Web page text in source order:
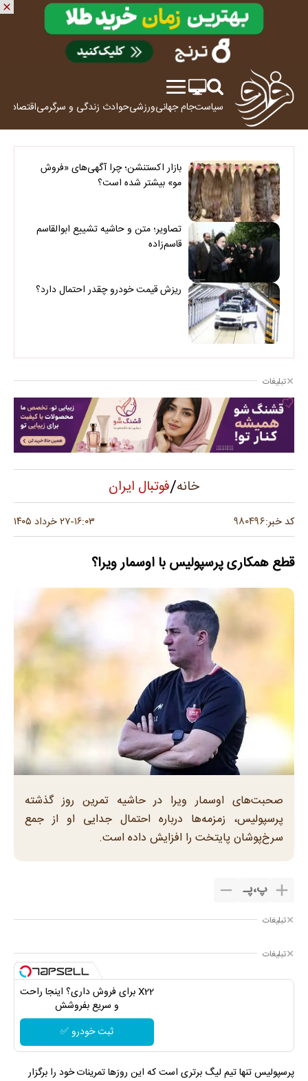
سیاستجام جهانیورزشیحوادث زندگی و سرگرمیاقتصاد
بازار اکستنشن؛ چرا آگهی‌های «فروش
مو» بیشتر شده است؟
تصاویر؛ متن و حاشیه تشییع ابوالقاسم
قاسم‌زاده
ریزش قیمت خودرو چقدر احتمال دارد؟
تبلیغات
خانه/فوتبال ایران
کد خبر:۹۸۰۴۹۶ ۱۶:۰۳-۲۷ خرداد ۱۴۰۵
قطع همکاری پرسپولیس با اوسمار ویرا؟
صحبت‌های اوسمار ویرا در حاشیه تمرین روز گذشته
پرسپولیس، زمزمه‌ها درباره احتمال جدایی او از جمع
سرخ‌پوشان پایتخت را افزایش داده است.
پ،پـ
تبلیغات
تبلیغات
X22 برای فروش داری؟ اینجا راحت
و سریع بفروشش
ثبت خودرو ✅
پرسپولیس تنها تیم لیگ برتری است که این روزها تمرینات خود را برگزار